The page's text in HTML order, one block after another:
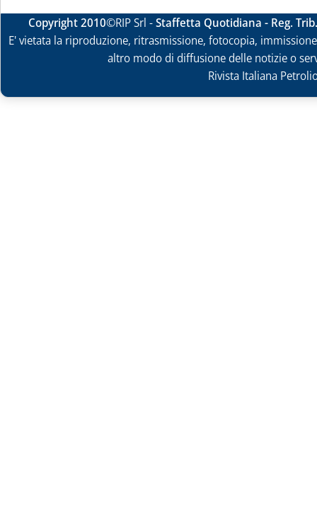
Copyright 2010©RIP Srl -Staffetta Quotidiana - Reg.
E' vietata la riproduzione, ritrasmissione, fotocopia,
altro modo di diffusione delle notizie o
Rivista Italiana